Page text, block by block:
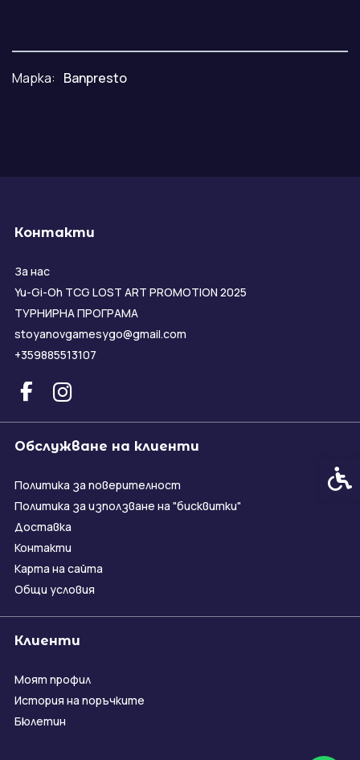
Марка: Banpresto
Контакти
За нас
Yu-Gi-Oh TCG LOST ART PROMOTION 2025
ТУРНИРНА ПРОГРАМА
stoyanovgamesygo@gmail.com
+359885513107
Обслужване на клиенти
Политика за поверителност
Политика за използване на "бисквитки"
Доставка
Контакти
Карта на сайта
Общи условия
Клиенти
Моят профил
История на поръчките
Бюлетин